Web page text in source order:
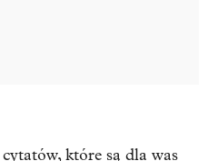
które są dla was